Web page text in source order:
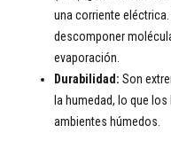
una corriente
descomponer
evaporación.
Durabilidad: Son
la humedad, lo que
ambientes húmedos.